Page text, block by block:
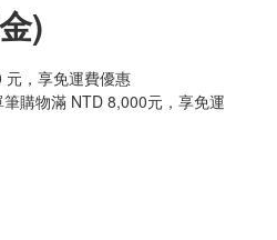
)
，享免運費優惠
購物滿 NTD 8,000元，享免運